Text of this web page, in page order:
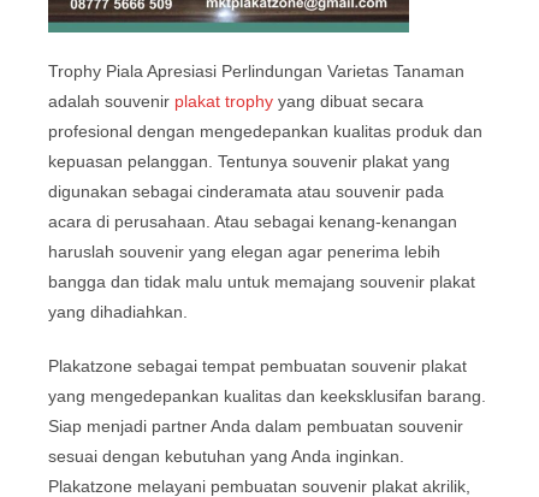
Trophy Piala Apresiasi Perlindungan Varietas Tanaman
adalah souvenir plakat trophy yang dibuat secara
profesional dengan mengedepankan kualitas produk dan
kepuasan pelanggan. Tentunya souvenir plakat yang
digunakan sebagai cinderamata atau souvenir pada
acara di perusahaan. Atau sebagai kenang-kenangan
haruslah souvenir yang elegan agar penerima lebih
bangga dan tidak malu untuk memajang souvenir plakat
yang dihadiahkan.
Plakatzone sebagai tempat pembuatan souvenir plakat
yang mengedepankan kualitas dan keeksklusifan barang.
Siap menjadi partner Anda dalam pembuatan souvenir
sesuai dengan kebutuhan yang Anda inginkan.
Plakatzone melayani pembuatan souvenir plakat akrilik,